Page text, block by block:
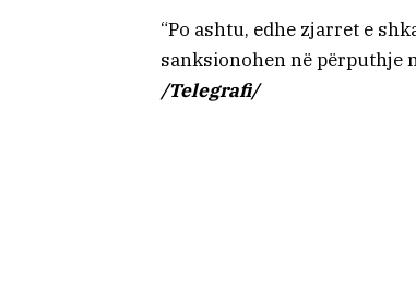
“Po ashtu, edhe zjarret e
sanksionohen në përputhje
/Telegrafi/